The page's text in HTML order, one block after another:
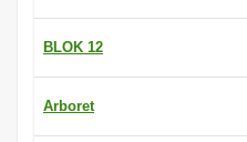
BLOK 12
Arboret